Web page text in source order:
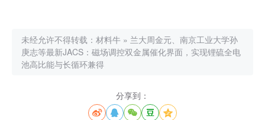
未经允许不得转载： 材料牛 » 兰大周金元、南京工业大学孙
庚志等最新JACS：磁场调控双金属催化界面，实现锂硫全电
池高比能与长循环兼得
分享到：
    